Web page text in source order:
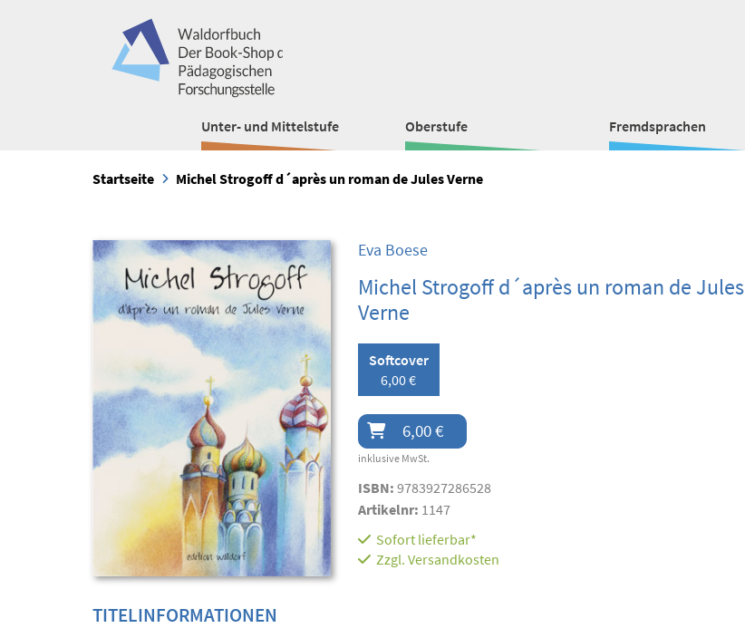
Unter- und Mittelstufe Oberstufe Fremdsprachen
Startseite Michel Strogoff d´après un roman de Jules Verne
Eva Boese
Michel Strogoff d´après un roman de Jules
Verne
Softcover
6,00 €
6,00 €
inklusive MwSt.
ISBN: 9783927286528
Artikelnr: 1147
Sofort lieferbar*
Zzgl. Versandkosten
TITELINFORMATIONEN